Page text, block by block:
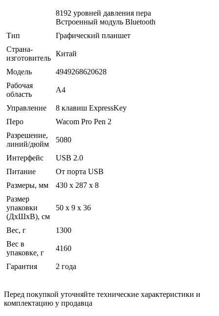
8192 уровней давления пера
Встроенный модуль Bluetooth
Тип
Графический планшет
Страна-
изготовитель
Китай
Модель
4949268620628
Рабочая
область
A4
Управление
8 клавиш ExpressKey
Перо
Wacom Pro Pen 2
Разрешение,
линий/дюйм
5080
Интерфейс
USB 2.0
Питание
От порта USB
Размеры, мм
430 x 287 x 8
Размер
упаковки
(ДхШхВ), см
50 x 9 x 36
Вес, г
1300
Вес в
упаковке, г
4160
Гарантия 2 года
Перед покупкой уточняйте технические характеристики и
комплектацию у продавца